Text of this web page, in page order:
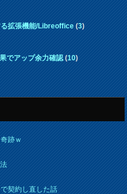
拡張機能/Libreoffice(3)
でアップ余力確認(10)
跡ｗ
契約し直した話